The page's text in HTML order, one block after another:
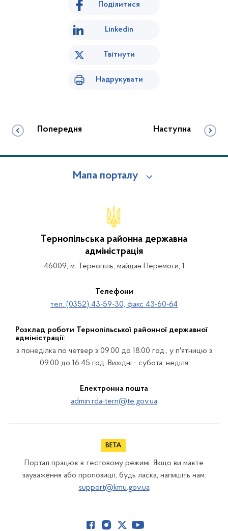
Поділитися
Linkedin
Твітнути
Надрукувати
Попередня Наступна
Мапа порталу
Тернопільська районна державна
адміністрація
46009, м. Тернопіль, майдан Перемоги, 1
Телефони
тел. (0352) 43-59-30, факс 43-60-64
Розклад роботи Тернопільської районної державної
адміністрації:
з понеділка по четвер з 09.00 до 18.00 год., у п'ятницю з
09.00 до 16.45 год. Вихідні - субота, неділя
Електронна пошта
admin.rda-tern@te.gov.ua
Портал працює в тестовому режимі. Якщо ви маєте
зауваження або пропозиції, будь ласка, напишіть нам:
support@kmu.gov.ua